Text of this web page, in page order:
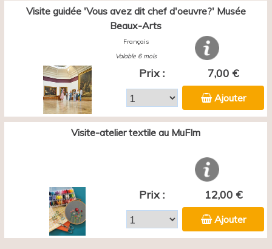
Visite guidée 'Vous avez dit chef d'oeuvre?' Musée
Beaux-Arts
Français
Valable 6 mois
Prix : 7,00 €
Ajouter
Visite-atelier textile au MuFIm
Prix : 12,00 €
Ajouter